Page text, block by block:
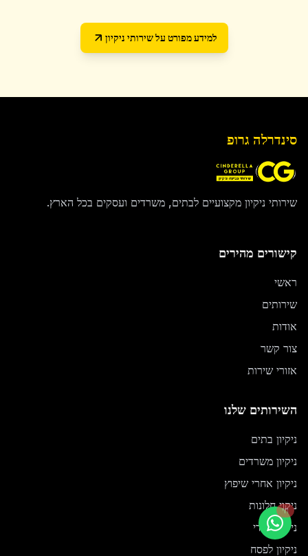
למידע מפורט עלשירותי ניקיון
סינדרלה גרופ
שירותי ניקיון מקצועיים לבתים, משרדים ועסקים בכל הארץ.
קישורים מהירים
ראשי
שירותים
אודות
צור קשר
אזורי שירות
השירותים שלנו
ניקיון בתים
ניקיון משרדים
ניקיון אחרי שיפוץ
ניקוי חלונות
ניקיון יסודי
ניקיון לפסח
חי